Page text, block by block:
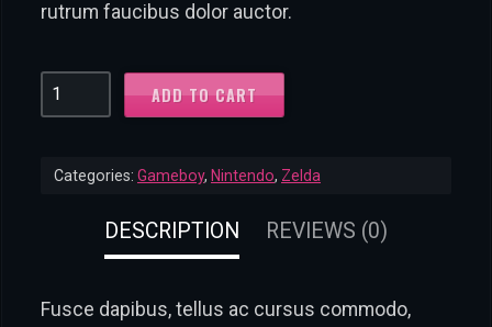
rutrum faucibus dolor auctor.
Zelda:
The
Cap
ADD TO CART
Categories: Gameboy, Nintendo, Zelda
DESCRIPTION REVIEWS (0)
Fusce dapibus, tellus ac cursus commodo,